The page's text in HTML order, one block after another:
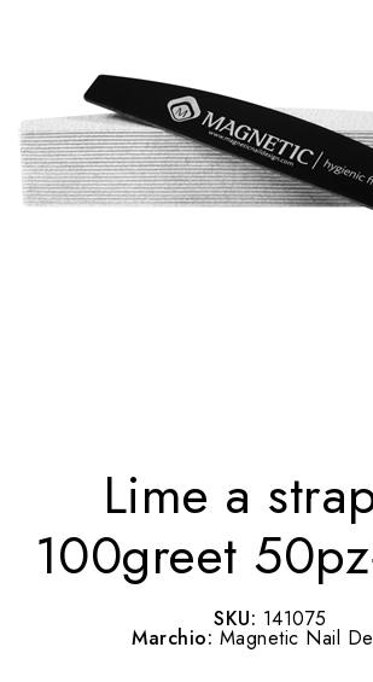
Lime a
100greet
SKU: 141075
Marchio: Magnetic Nail